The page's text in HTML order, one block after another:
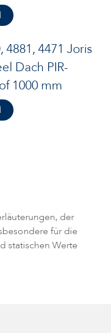
4471 Joris
Dach PIR-
1000 mm
der
für die
statischen Werte